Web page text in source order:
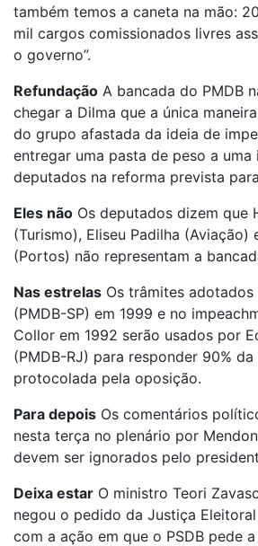
também temos a caneta na mão:
mil cargos comissionados livres
o governo”.
Refundação A bancada do PMDB
chegar a Dilma que a única
do grupo afastada da ideia de
entregar uma pasta de peso a
deputados na reforma prevista
Eles não Os deputados dizem que
(Turismo), Eliseu Padilha (Aviação)
(Portos) não representam a
Nas estrelas Os trâmites
(PMDB-SP) em 1999 e no
Collor em 1992 serão usados por
(PMDB-RJ) para responder 90%
protocolada pela oposição.
Para depois Os comentários
nesta terça no plenário por
devem ser ignorados pelo
Deixa estar O ministro Teori
negou o pedido da Justiça
com a ação em que o PSDB pede